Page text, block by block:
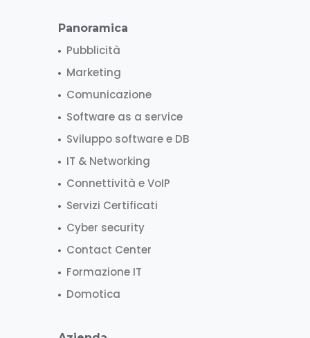
Panoramica
Pubblicità
Marketing
Comunicazione
Software as a service
Sviluppo software e DB
IT & Networking
Connettività e VoIP
Servizi Certificati
Cyber security
Contact Center
Formazione IT
Domotica